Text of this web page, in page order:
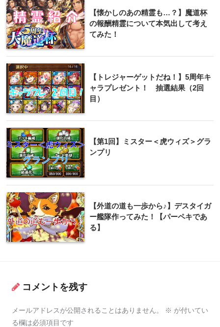
【懐かしのあの精霊も…？】魔道杯
の報酬精霊について本気出して考え
てみた！
【トレジャーゲットだね！】5周年キ
ャラプレゼント！ 抽選結果（2回
目）
【第1回】ミスター＜虎ウィズ＞グラ
ンプリ
【外道の道も一歩から♪】デスタイガ
ー艦隊作ってみた！【パーペキであ
る】
コメントを残す
メールアドレスが公開されることはありません。 ※ が付いてい
る欄は必須項目です